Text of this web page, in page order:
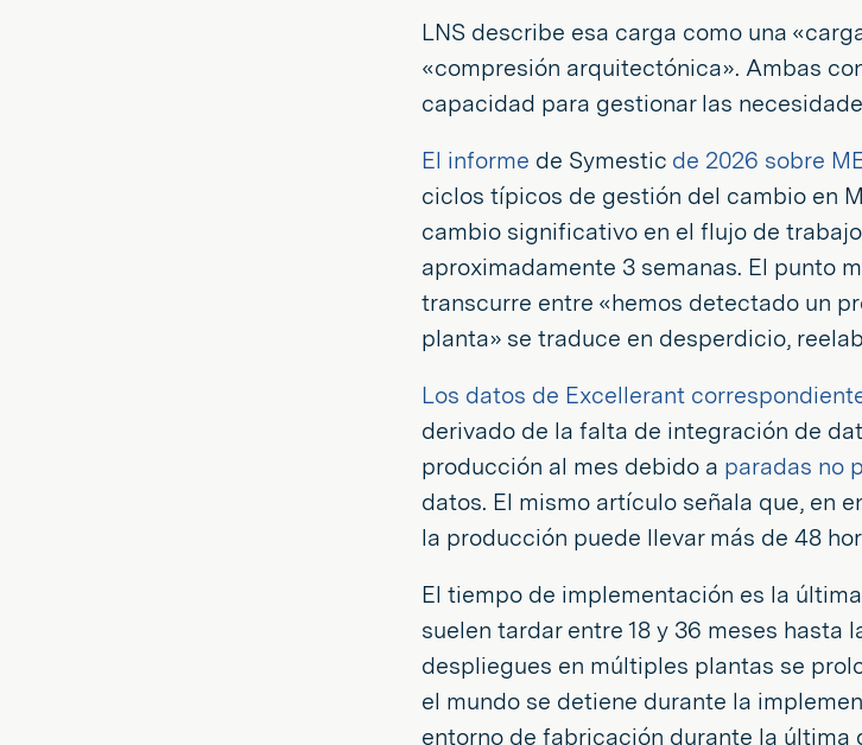
LNS describe esa carga como una
«compresión arquitectónica». Ambas
capacidad para gestionar las
El informe de Symestic de 2026 sobre
ciclos típicos de gestión del cambio en
cambio significativo en el flujo de
aproximadamente 3 semanas. El punto
transcurre entre «hemos detectado un
planta» se traduce en desperdicio,
Los datos de Excellerant
derivado de la falta de integración de
producción al mes debido a paradas no
datos. El mismo artículo señala que, en
la producción puede llevar más de 48
El tiempo de implementación es la
suelen tardar entre 18 y 36 meses hasta
despliegues en múltiples plantas se
el mundo se detiene durante la
entorno de fabricación durante la última